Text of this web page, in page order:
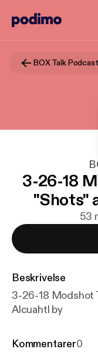
BOX Talk Podcast
3-26-18
"Shots"
53
Beskrivelse
3-26-18 Modshot
Alcuahtl by
Kommentarer0